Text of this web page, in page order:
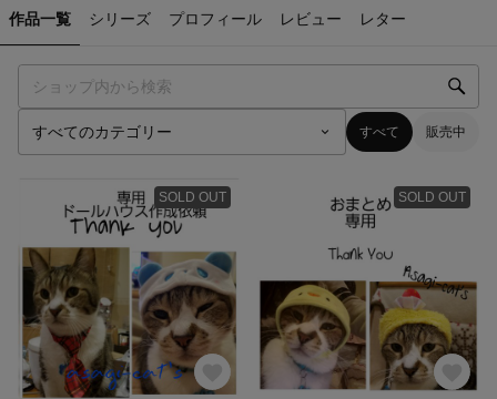
作品一覧 シリーズ プロフィール レビュー レター
すべて 販売中
SOLD OUT SOLD OUT